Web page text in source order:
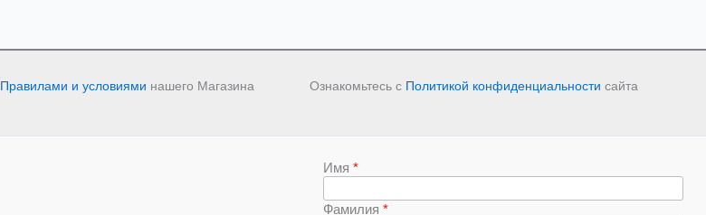
Правилами и условиями нашего Магазина Ознакомьтесь с Политикой конфиденциальности сайта
Имя
Фамилия